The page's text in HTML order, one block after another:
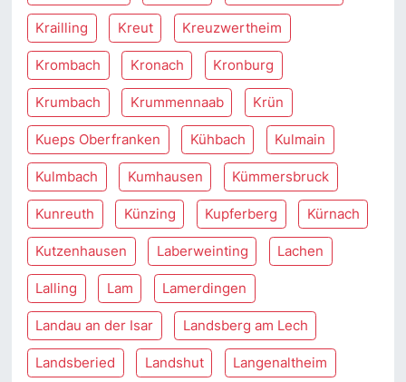
Krailling Kreut Kreuzwertheim
Krombach Kronach Kronburg
Krumbach Krummennaab Krün
Kueps Oberfranken Kühbach Kulmain
Kulmbach Kumhausen Kümmersbruck
Kunreuth Künzing Kupferberg Kürnach
Kutzenhausen Laberweinting Lachen
Lalling Lam Lamerdingen
Landau an der Isar Landsberg am Lech
Landsberied Landshut Langenaltheim